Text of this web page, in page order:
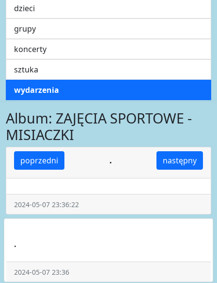
dzieci
grupy
koncerty
sztuka
wydarzenia
Album: ZAJĘCIA SPORTOWE -
MISIACZKI
poprzedni następny
.
2024-05-07 23:36:22
.
2024-05-07 23:36